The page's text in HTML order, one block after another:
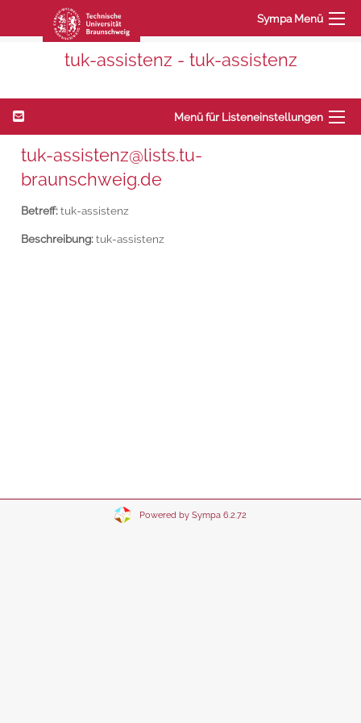
Sympa Menü
tuk-assistenz - tuk-assistenz
Menü für Listeneinstellungen
tuk-assistenz@lists.tu-
braunschweig.de
Betreff:tuk-assistenz
Beschreibung:tuk-assistenz
Powered by Sympa 6.2.72